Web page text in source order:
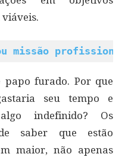
missão
papo furado. Por que
seu tempo e
indefinido? Os
saber que estão
maior, não apenas